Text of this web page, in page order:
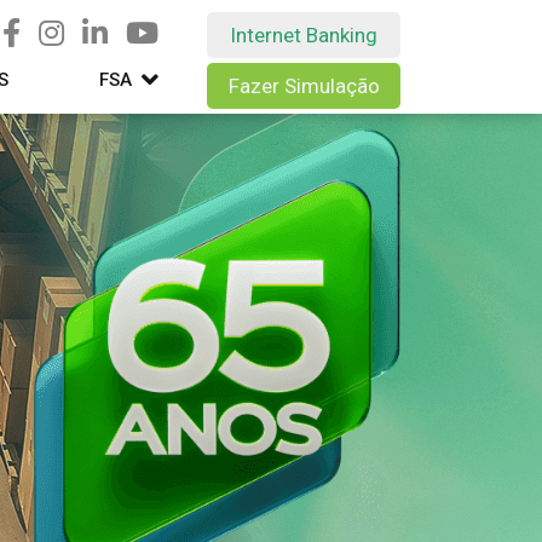
FSA
Internet Banking
Fazer Simulação